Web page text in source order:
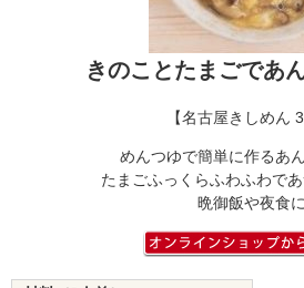
きのことたまごであ
【名古屋きしめん
めんつゆで簡単に作るあ
たまごふっくらふわふわで
晩御飯や夜食に